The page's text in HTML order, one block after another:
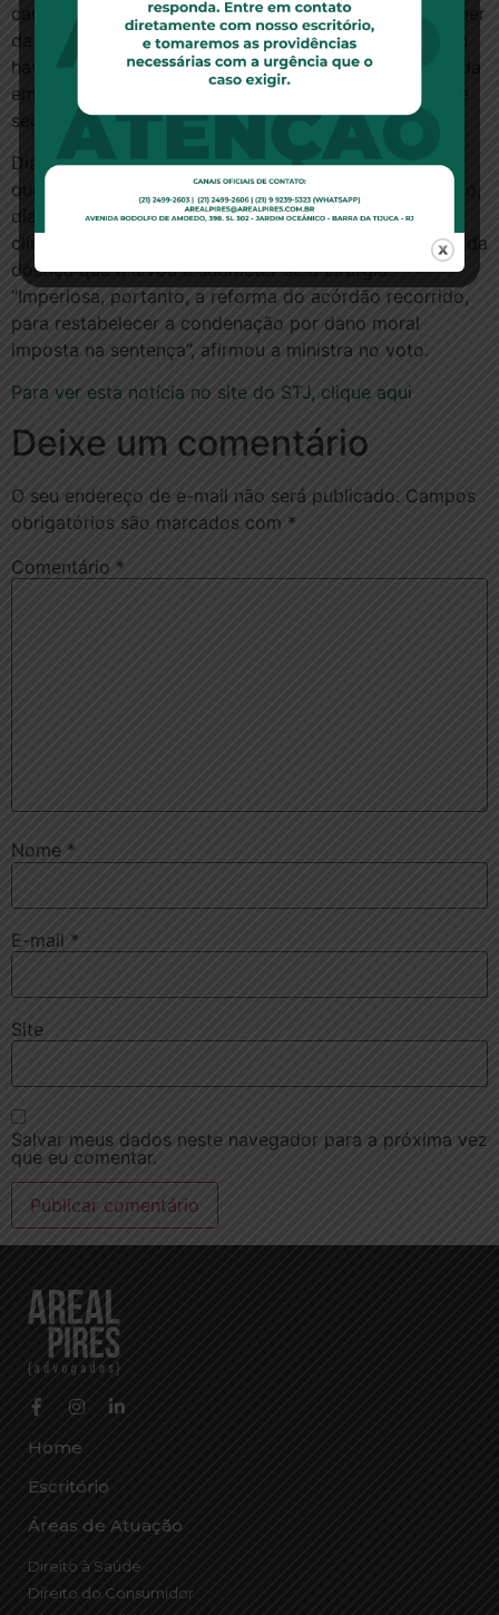
causam aflição, pois o paciente está ansioso para saber
da sua saúde. No caso específico, ela avaliou que não
havia dúvida de que a situação era delicada, na medida
em que o próprio TJSC reconheceu que os exames se
seguiam à cirurgia realizada pela paciente.
Diante disso, a ministra concluiu que é de pressupor
que a paciente tenha de fato sofrido abalo psicológico,
diante da incerteza sobre como estaria o seu quadro
clínico, sobretudo em relação a eventual reincidência da
doença que a levou a submeter-se à cirurgia.
“Imperiosa, portanto, a reforma do acórdão recorrido,
para restabelecer a condenação por dano moral
imposta na sentença”, afirmou a ministra no voto.
Para ver esta notícia no site do STJ, clique aqui
Deixe um comentário
O seu endereço de e-mail não será publicado. Campos
obrigatórios são marcados com *
Comentário *
Nome *
E-mail *
Site
Salvar meus dados neste navegador para a próxima vez
que eu comentar.
Home
Escritório
Áreas de Atuação
Direito à Saúde
Direito do Consumidor